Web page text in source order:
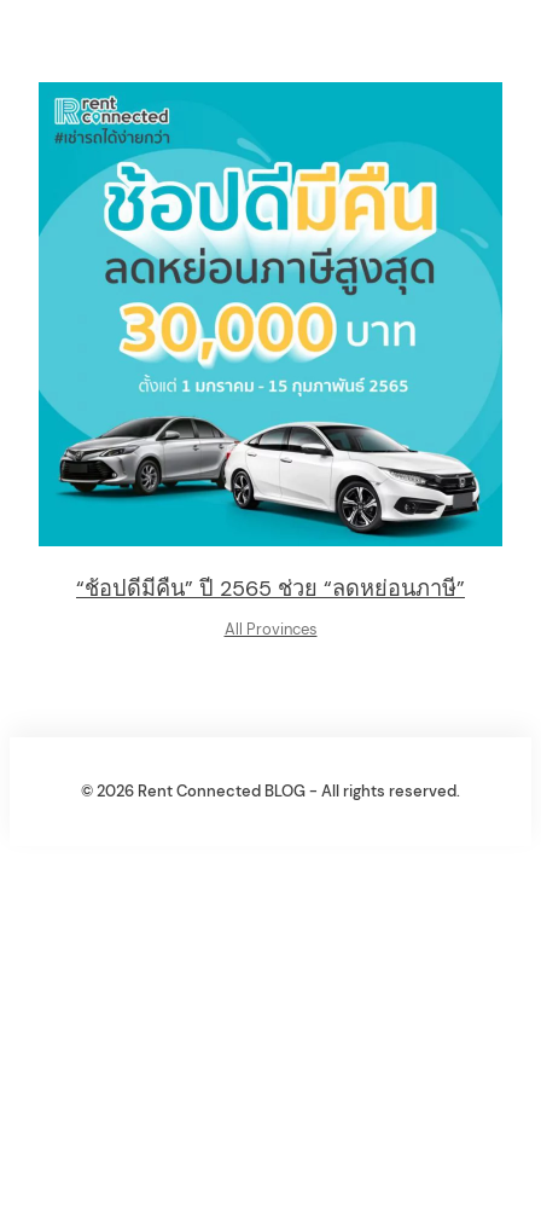
“ช้อปดีมีคืน” ปี 2565 ช่วย “ลดหย่อนภาษี”
All Provinces
© 2026 Rent Connected BLOG - All rights reserved.